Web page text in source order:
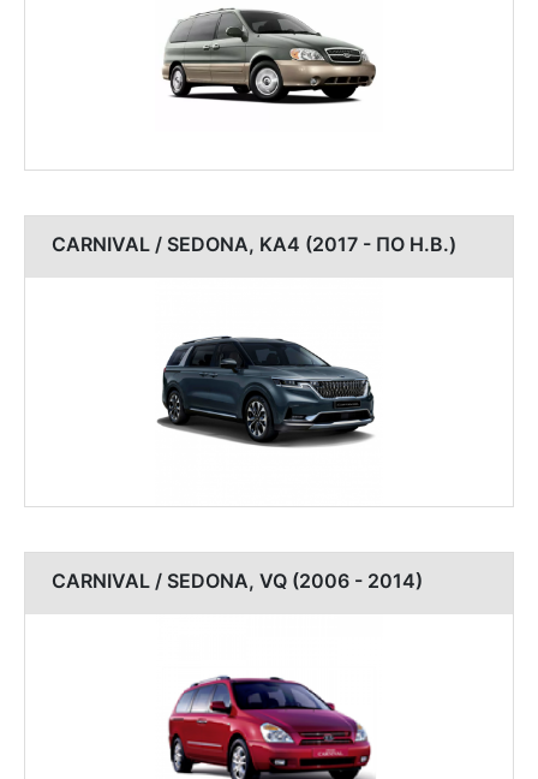
CARNIVAL / SEDONA, KA4 (2017 - ПО Н.В.)
CARNIVAL / SEDONA, VQ (2006 - 2014)